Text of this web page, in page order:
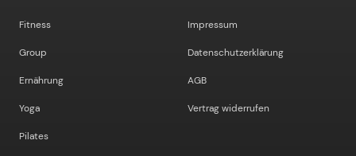
Fitness
Group
Ernährung
Yoga
Pilates
Impressum
Datenschutzerklärung
AGB
Vertrag widerrufen